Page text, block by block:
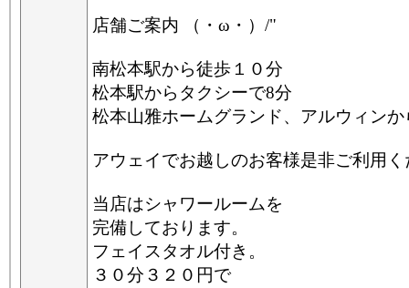
店舗ご案内 （・ω・）/"
南松本駅から徒歩１０分
松本駅からタクシーで8分
松本山雅ホームグランド、アルウィン
アウェイでお越しのお客様是非ご利用
当店はシャワールームを
完備しております。
フェイスタオル付き。
３０分３２０円で